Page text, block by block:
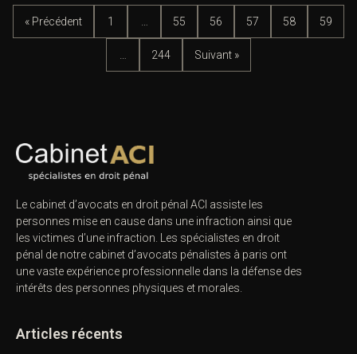
« Précédent 1 55 56 57 58 59
244 Suivant »
Le cabinet d’avocats en droit pénal ACI assiste les
personnes mise en cause dans une infraction ainsi que
les victimes d’une infraction. Les spécialistes en droit
pénal de notre cabinet d’avocats pénalistes à paris ont
une vaste expérience professionnelle dans la défense des
intérêts des personnes physiques et morales.
Articles récents